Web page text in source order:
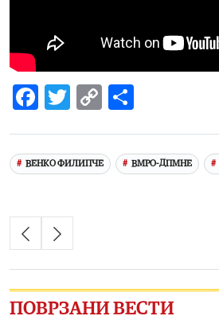
Facebook
Twitter
Copy
ВЕНКО ФИЛИПЧЕ ВМРО-ДПМНЕ
ПОВРЗАНИ ВЕСТИ